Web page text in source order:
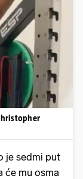
je sedmi put
će mu osma